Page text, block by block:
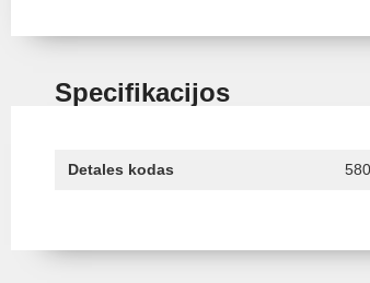
Specifikacijos
Detales kodas